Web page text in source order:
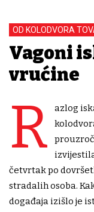
OD KOLODVORA
Vagoni
vrućine
R
azlog
četvrtak po
stradalih osoba.
događaja izišlo je